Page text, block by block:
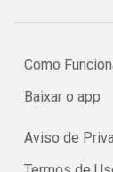
Como
Baixar o app
Aviso de